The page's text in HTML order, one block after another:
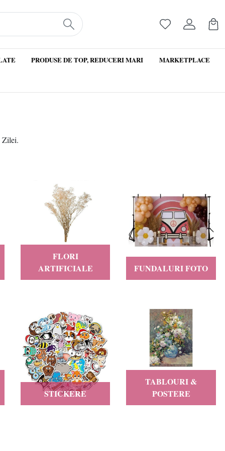
PRODUSE DE TOP, REDUCERI MARI MARKETPLACE
Zilei.
FLORI
ARTIFICIALE
FUNDALURI FOTO
STICKERE
TABLOURI &
POSTERE